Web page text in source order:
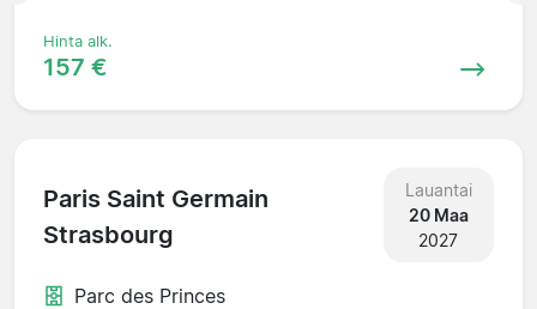
Hinta alk.
157 €
Paris Saint Germain
Strasbourg
Lauantai
20 Maa
2027
Parc des Princes